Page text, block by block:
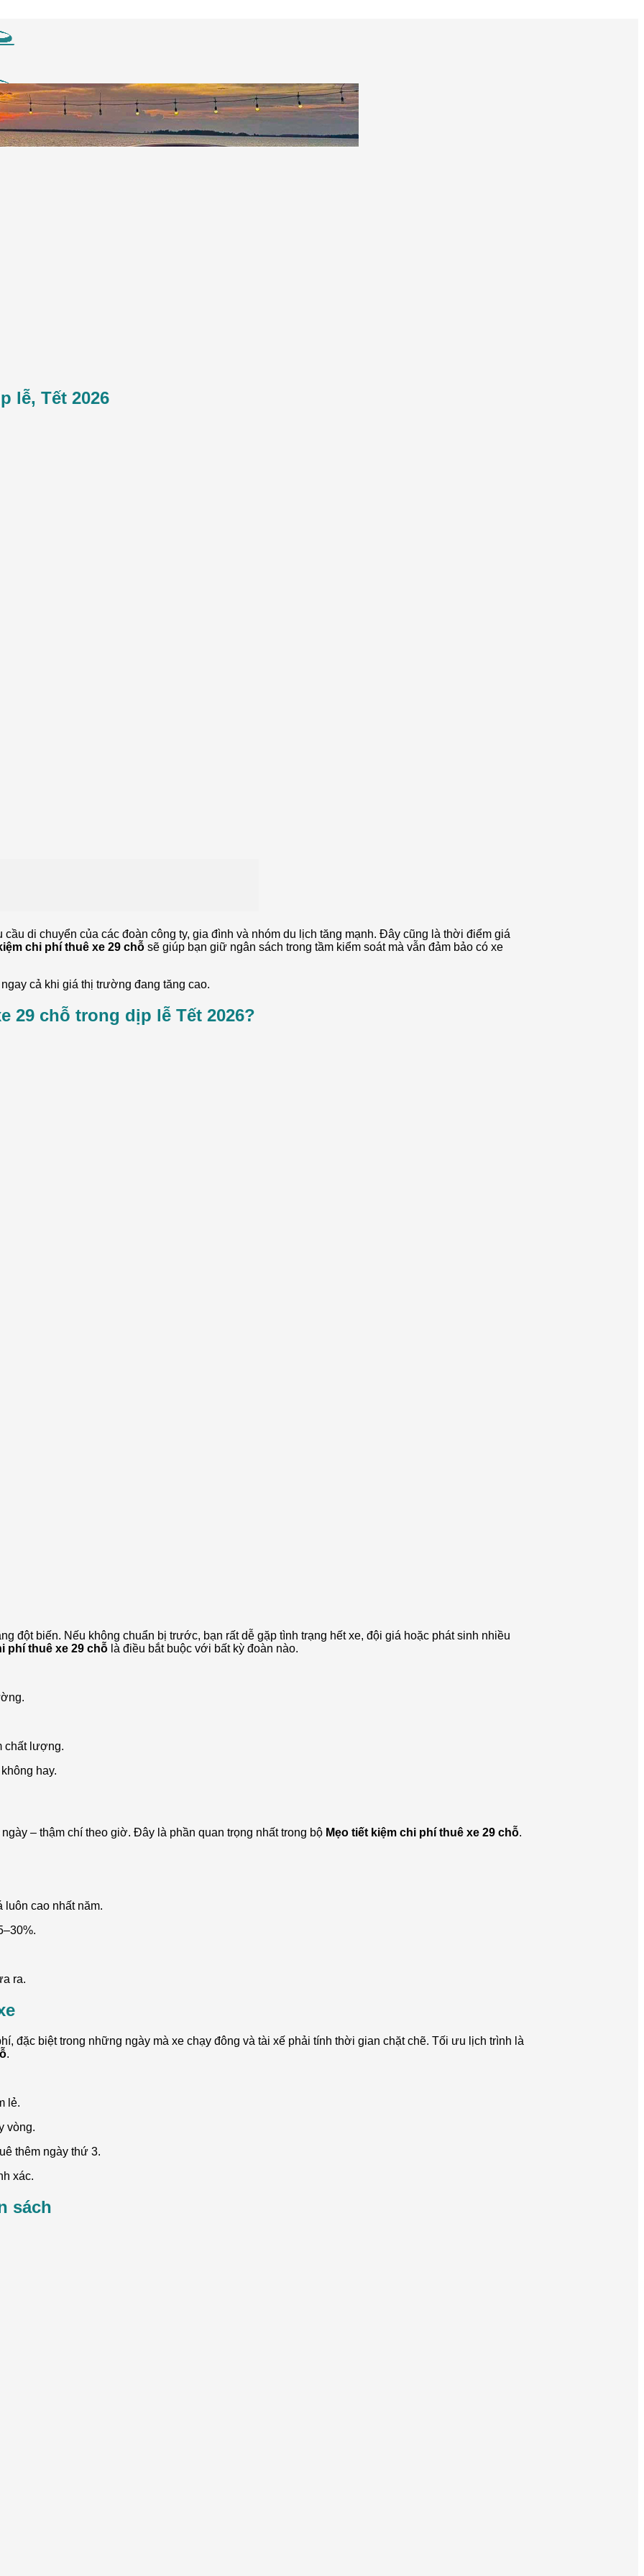
lễ, Tết 2026
di chuyển của các đoàn công ty, gia đình và nhóm du lịch tăng mạnh. Đây cũng là thời điểm giá
chi phí thuê xe 29 chỗ sẽ giúp bạn giữ ngân sách trong tầm kiểm soát mà vẫn đảm bảo có xe
cả khi giá thị trường đang tăng cao.
29 chỗ trong dịp lễ Tết 2026?
đột biến. Nếu không chuẩn bị trước, bạn rất dễ gặp tình trạng hết xe, đội giá hoặc phát sinh nhiều
phí thuê xe 29 chỗ là điều bắt buộc với bất kỳ đoàn nào.
chất lượng.
hay.
– thậm chí theo giờ. Đây là phần quan trọng nhất trong bộ Mẹo tiết kiệm chi phí thuê xe 29 chỗ.
luôn cao nhất năm.
ra.
đặc biệt trong những ngày mà xe chạy đông và tài xế phải tính thời gian chặt chẽ. Tối ưu lịch trình là
.
lẻ.
vòng.
thêm ngày thứ 3.
xác.
sách